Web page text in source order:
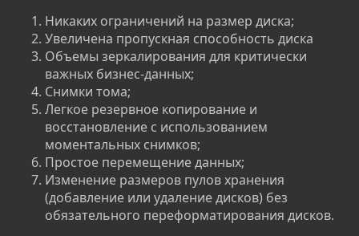
Никаких ограничений на размер диска;
Увеличена пропускная способность диска
Объемы зеркалирования для критически
важных бизнес-данных;
Снимки тома;
Легкое резервное копирование и
восстановление с использованием
моментальных снимков;
Простое перемещение данных;
Изменение размеров пулов хранения
(добавление или удаление дисков) без
обязательного переформатирования дисков.